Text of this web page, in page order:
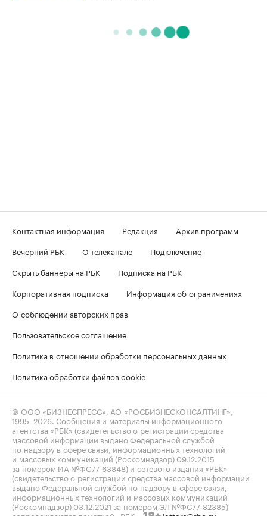
Контактная информация Редакция
Архив программ
Вечерний РБК
О телеканале
Подключение
Скрыть баннеры на РБК
Подписка на РБК
Корпоративная подписка
Информация об ограничениях
О соблюдении авторских прав
Пользовательское соглашение
Политика в отношении обработки персональных данных
Политика обработки файлов cookie
© ООО «БИЗНЕСПРЕСС», АО «РОСБИЗНЕСКОНСАЛТИНГ»,
1995–2026 . Сообщения и материалы информационного
агентства «РБК» (свидетельство о регистрации средства
массовой информации выдано Федеральной службой
по надзору в сфере связи, информационных технологий
и массовых коммуникаций (Роскомнадзор) 09.12.2015
за номером ИА №ФС77-63848) и сетевого издания «РБК»
(свидетельство о регистрации средства массовой информации
выдано Федеральной службой по надзору в сфере связи,
информационных технологий и массовых коммуникаций
(Роскомнадзор) 03.12.2021 за номером ЭЛ №ФС77-82385)